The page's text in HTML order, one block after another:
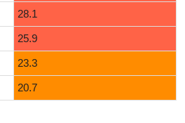
28.1
25.9
23.3
20.7